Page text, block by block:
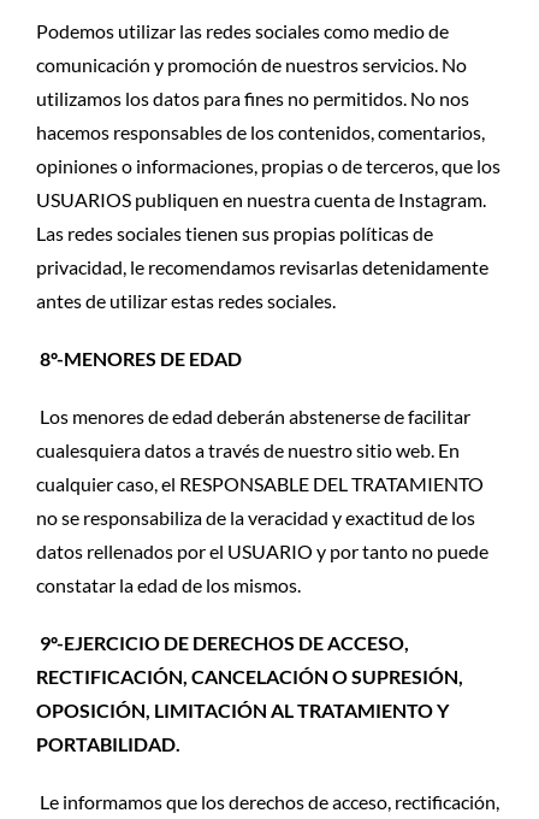
Podemos utilizar las redes sociales como medio de
comunicación y promoción de nuestros servicios. No
utilizamos los datos para fines no permitidos. No nos
hacemos responsables de los contenidos, comentarios,
opiniones o informaciones, propias o de terceros, que los
USUARIOS publiquen en nuestra cuenta de Instagram.
Las redes sociales tienen sus propias políticas de
privacidad, le recomendamos revisarlas detenidamente
antes de utilizar estas redes sociales.
8º-MENORES DE EDAD
Los menores de edad deberán abstenerse de facilitar
cualesquiera datos a través de nuestro sitio web. En
cualquier caso, el RESPONSABLE DEL TRATAMIENTO
no se responsabiliza de la veracidad y exactitud de los
datos rellenados por el USUARIO y por tanto no puede
constatar la edad de los mismos.
9º-EJERCICIO DE DERECHOS DE ACCESO,
RECTIFICACIÓN, CANCELACIÓN O SUPRESIÓN,
OPOSICIÓN, LIMITACIÓN AL TRATAMIENTO Y
PORTABILIDAD.
Le informamos que los derechos de acceso, rectificación,